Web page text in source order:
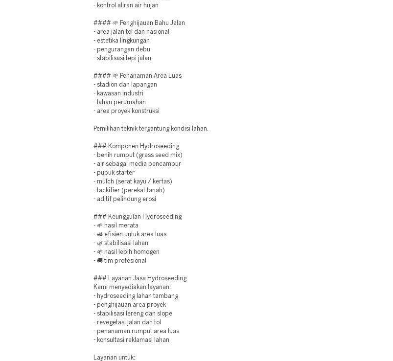
- kontrol aliran air hujan
#### 🌱 Penghijauan Bahu Jalan
- area jalan tol dan nasional
- estetika lingkungan
- pengurangan debu
- stabilisasi tepi jalan
#### 🌱 Penanaman Area Luas
- stadion dan lapangan
- kawasan industri
- lahan perumahan
- area proyek konstruksi
Pemilihan teknik tergantung kondisi lahan.
### Komponen Hydroseeding
- benih rumput (grass seed mix)
- air sebagai media pencampur
- pupuk starter
- mulch (serat kayu / kertas)
- tackifier (perekat tanah)
- aditif pelindung erosi
### Keunggulan Hydroseeding
- 🌱 hasil merata
- 🚜 efisien untuk area luas
- 🌿 stabilisasi lahan
- 🌱 hasil lebih homogen
- 🚚 tim profesional
### Layanan Jasa Hydroseeding
Kami menyediakan layanan:
- hydroseeding lahan tambang
- penghijauan area proyek
- stabilisasi lereng dan slope
- revegetasi jalan dan tol
- penanaman rumput area luas
- konsultasi reklamasi lahan
Layanan untuk: